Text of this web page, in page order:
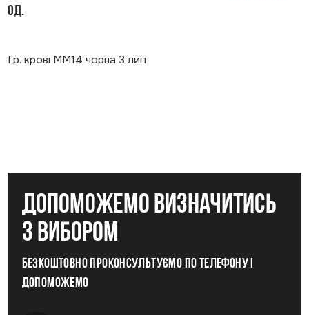
од.
Гр. крові ММ14 чорна 3 лип
допоможемо визначитись
з вибором
Безкоштовно проконсультуємо по телефону і
допоможемо